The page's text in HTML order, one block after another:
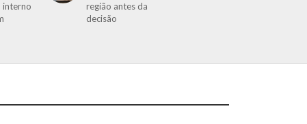
interno
região antes da
decisão